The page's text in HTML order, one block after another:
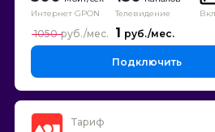
Интернет GPON
Телевидение
1
1050
Подключить
Тариф